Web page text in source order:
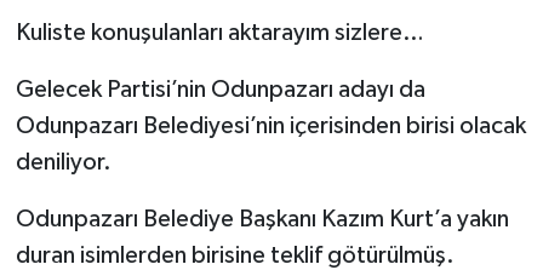
Kuliste konuşulanları aktarayım sizlere…
Gelecek Partisi’nin Odunpazarı adayı da
Odunpazarı Belediyesi’nin içerisinden birisi olacak
deniliyor.
Odunpazarı Belediye Başkanı Kazım Kurt’a yakın
duran isimlerden birisine teklif götürülmüş.